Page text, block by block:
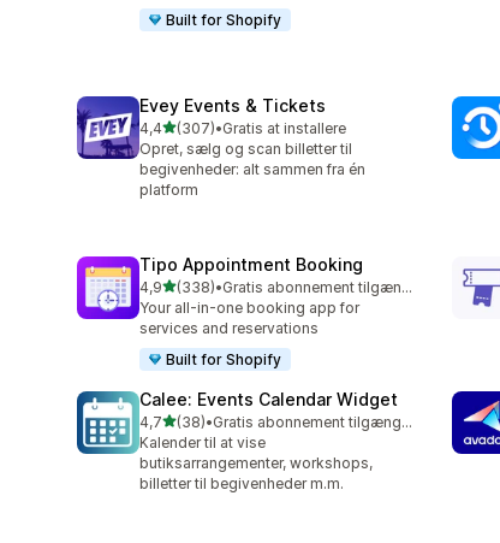
Built for Shopify
Evey Events & Tickets
4,4ud af 5 stjerner
(307)
307 anmeldelser i alt
•Gratis at installere
Opret, sælg og scan billetter til
begivenheder: alt sammen fra én
platform
Tipo Appointment Booking
4,9ud af 5 stjerner
(338)
338 anmeldelser i alt
•
Gratis abonnement tilgængeligt
Your all-in-one booking app for
services and reservations
Built for Shopify
Calee: Events Calendar Widget
4,7ud af 5 stjerner
(38)
38 anmeldelser i alt
•
Gratis abonnement tilgængeligt
Kalender til at vise
butiksarrangementer, workshops,
billetter til begivenheder m.m.